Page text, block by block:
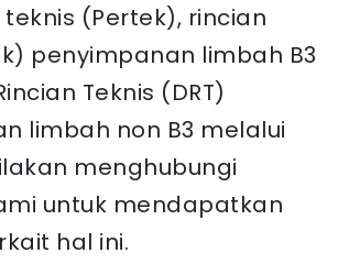
(Pertek), rincian
penyimpanan limbah B3
Teknis (DRT)
limbah non B3 melalui
menghubungi
untuk mendapatkan
hal ini.